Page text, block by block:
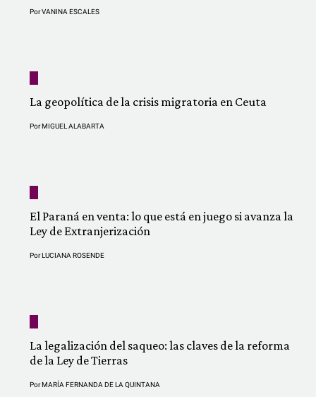
PorVANINA ESCALES
La geopolítica de la crisis migratoria en Ceuta
PorMIGUEL ALABARTA
El Paraná en venta: lo que está en juego si avanza la
Ley de Extranjerización
PorLUCIANA ROSENDE
La legalización del saqueo: las claves de la reforma
de la Ley de Tierras
PorMARÍA FERNANDA DE LA QUINTANA